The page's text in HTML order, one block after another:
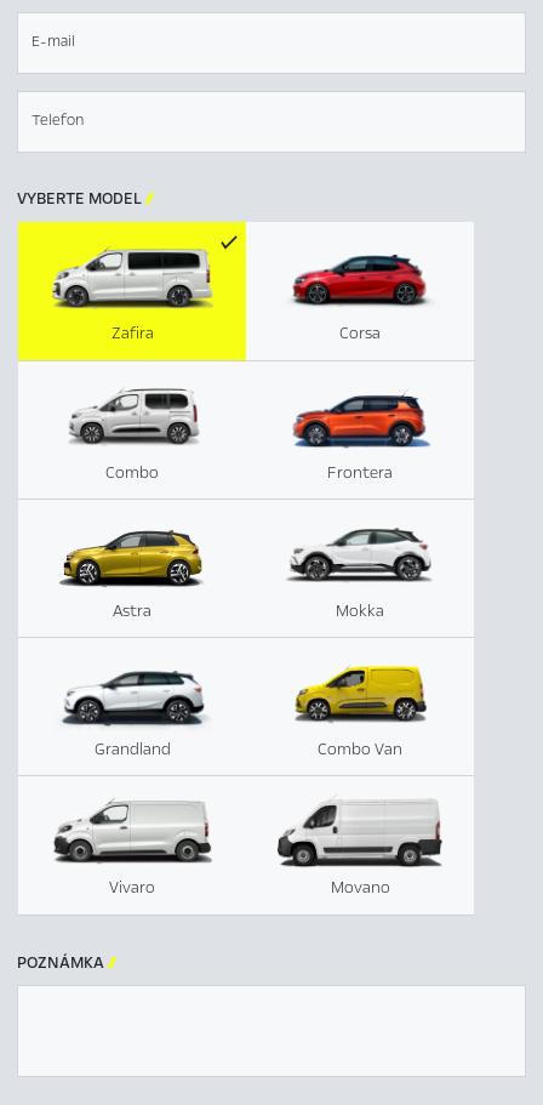
E-mail
Telefon
VYBERTE MODEL
Corsa
Combo Frontera
Astra Mokka
Grandland
Zafira
Combo Van
Vivaro Movano
POZNÁMKA